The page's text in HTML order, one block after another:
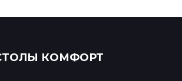
КОМФОРТ